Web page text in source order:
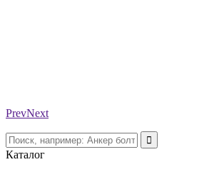
PrevNext
Каталог